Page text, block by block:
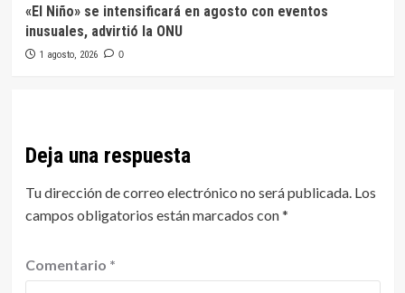
«El Niño» se intensificará en agosto con eventos
inusuales, advirtió la ONU
1 agosto, 2026 0
Deja una respuesta
Tu dirección de correo electrónico no será publicada. Los
campos obligatorios están marcados con*
Comentario *